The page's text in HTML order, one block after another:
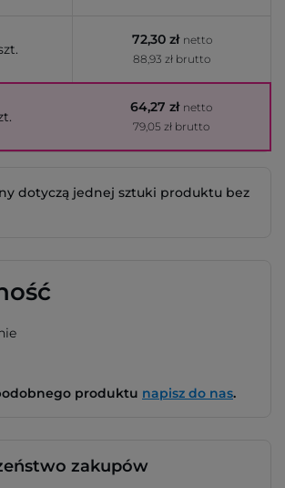
72,30 zł netto
88,93 zł brutto
64,27 zł netto
79,05 zł brutto
dotyczą jednej sztuki produktu bez
produktu napisz do nas.
zakupów